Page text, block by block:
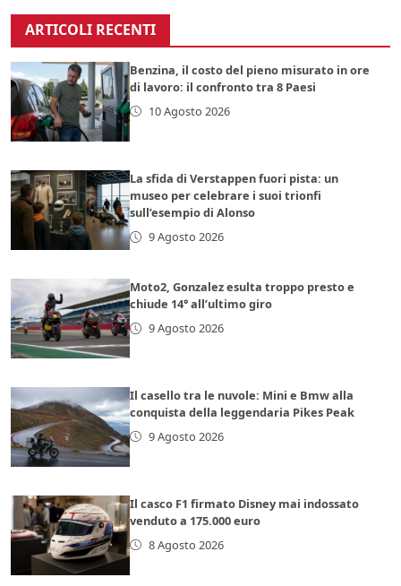
ARTICOLI RECENTI
Benzina, il costo del pieno misurato in ore
di lavoro: il confronto tra 8 Paesi
10 Agosto 2026
La sfida di Verstappen fuori pista: un
museo per celebrare i suoi trionfi
sull’esempio di Alonso
9 Agosto 2026
Moto2, Gonzalez esulta troppo presto e
chiude 14° all’ultimo giro
9 Agosto 2026
Il casello tra le nuvole: Mini e Bmw alla
conquista della leggendaria Pikes Peak
9 Agosto 2026
Il casco F1 firmato Disney mai indossato
venduto a 175.000 euro
8 Agosto 2026